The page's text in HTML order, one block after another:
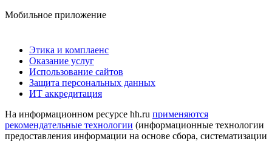
Мобильное приложение
Этика и комплаенс
Оказание услуг
Использование сайтов
Защита персональных данных
ИТ аккредитация
На информационном ресурсе hh.ru применяются
рекомендательные технологии (информационные технологии
предоставления информации на основе сбора, систематизации